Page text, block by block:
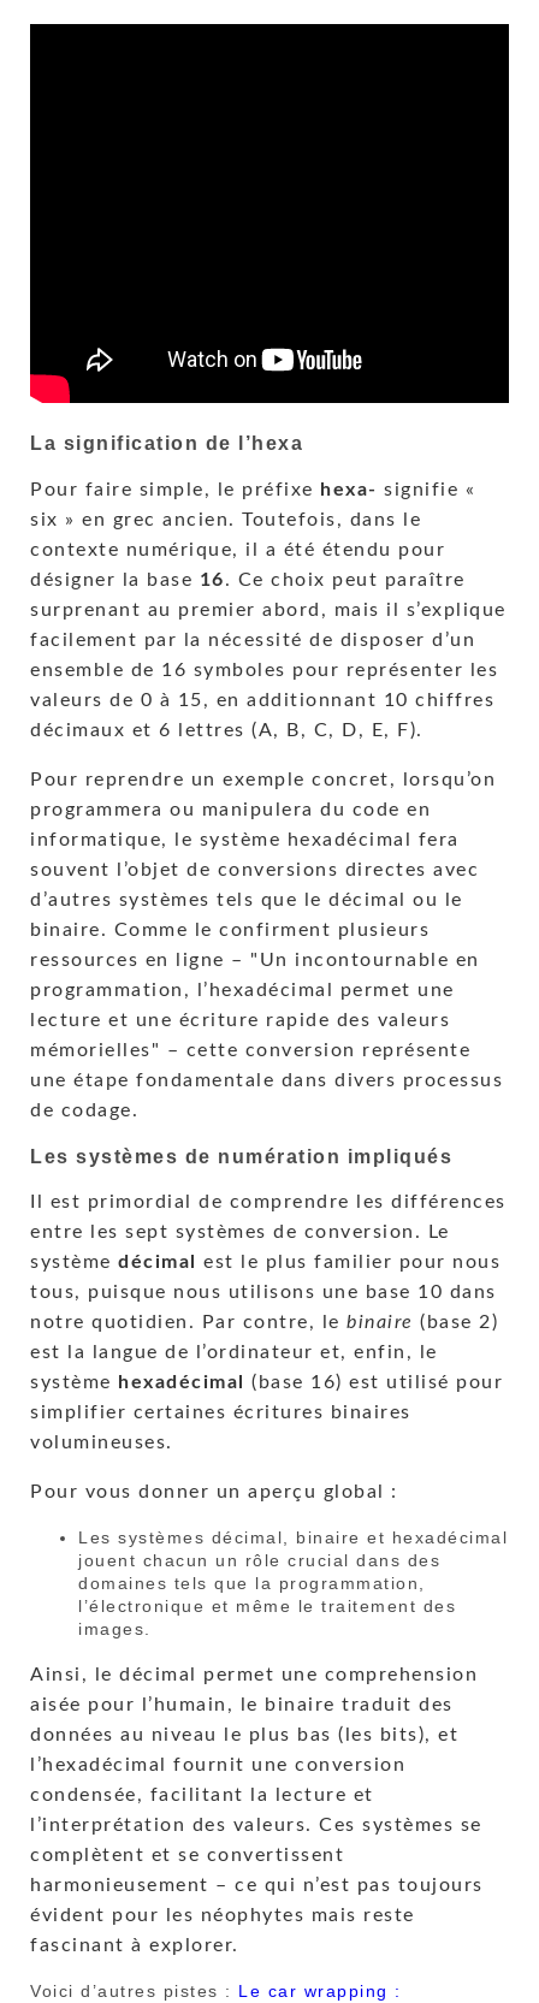
La signification de l’hexa
Pour faire simple, le préfixe hexa- signifie «
six » en grec ancien. Toutefois, dans le
contexte numérique, il a été étendu pour
désigner la base 16. Ce choix peut paraître
surprenant au premier abord, mais il s’explique
facilement par la nécessité de disposer d’un
ensemble de 16 symboles pour représenter les
valeurs de 0 à 15, en additionnant 10 chiffres
décimaux et 6 lettres (A, B, C, D, E, F).
Pour reprendre un exemple concret, lorsqu’on
programmera ou manipulera du code en
informatique, le système hexadécimal fera
souvent l’objet de conversions directes avec
d’autres systèmes tels que le décimal ou le
binaire. Comme le confirment plusieurs
ressources en ligne –
Un incontournable en
programmation, l’hexadécimal permet une
lecture et une écriture rapide des valeurs
mémorielles
– cette conversion représente
une étape fondamentale dans divers processus
de codage.
Les systèmes de numération impliqués
Il est primordial de comprendre les différences
entre les sept systèmes de conversion. Le
système décimal
est le plus familier pour nous
tous, puisque nous utilisons une base 10 dans
notre quotidien. Par contre, le binaire (base 2)
est la langue de l’ordinateur et, enfin, le
système
hexadécimal
(base 16) est utilisé pour
simplifier certaines écritures binaires
volumineuses.
Pour vous donner un aperçu global :
Les systèmes décimal, binaire et hexadécimal
jouent chacun un rôle crucial dans des
domaines tels que la programmation,
l’électronique et même le traitement des
images.
Ainsi, le décimal permet une comprehension
aisée pour l’humain, le binaire traduit des
données au niveau le plus bas (les bits), et
l’hexadécimal fournit une conversion
condensée, facilitant la lecture et
l’interprétation des valeurs. Ces systèmes se
complètent et se convertissent
harmonieusement – ce qui n’est pas toujours
évident pour les néophytes mais reste
fascinant à explorer.
Voici d’autres pistes : Le car wrapping :